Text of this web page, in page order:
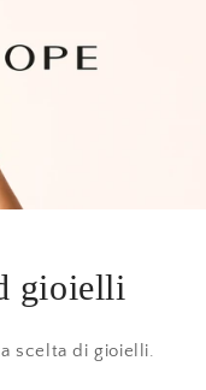
gioielli
scelta di gioielli.